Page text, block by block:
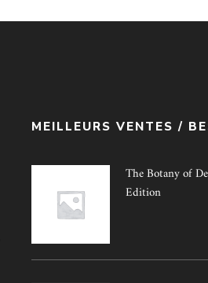
MEILLEURS VENTES /
The Botany of
Edition